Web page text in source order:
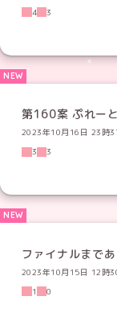
4
3
第160案 ぷれー
2023年10月16日 23時
3
3
ファイナルまで
2023年10月15日 12時
1
0